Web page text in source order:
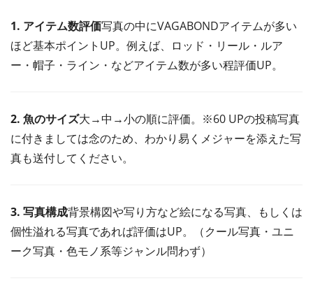
1. アイテム数評価写真の中にVAGABONDアイテムが多い
ほど基本ポイントUP。例えば、ロッド・リール・ルア
ー・帽子・ライン・などアイテム数が多い程評価UP。
2. 魚のサイズ大→中→小の順に評価。※60 UPの投稿写真
に付きましては念のため、わかり易くメジャーを添えた写
真も送付してください。
3. 写真構成背景構図や写り方など絵になる写真、もしくは
個性溢れる写真であれば評価はUP。（クール写真・ユニ
ーク写真・色モノ系等ジャンル問わず）